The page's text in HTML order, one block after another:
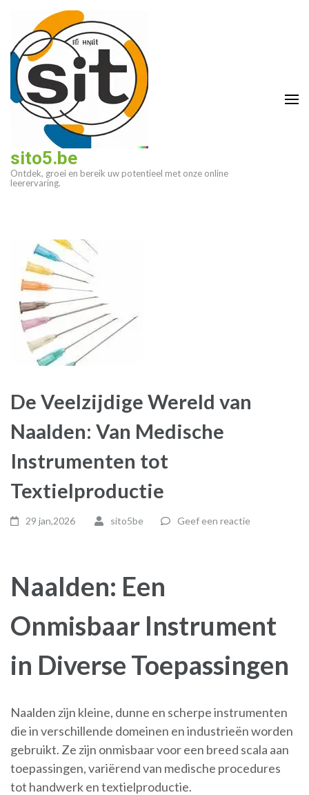
inhoud
(druk
enter)
sito5.be
Ontdek, groei en bereik uw potentieel met onze online
leerervaring.
De Veelzijdige Wereld van
Naalden: Van Medische
Instrumenten tot
Textielproductie
29 jan,2026 sito5be Geef een reactie
Naalden: Een
Onmisbaar Instrument
in Diverse Toepassingen
Naalden zijn kleine, dunne en scherpe instrumenten
die in verschillende domeinen en industrieën worden
gebruikt. Ze zijn onmisbaar voor een breed scala aan
toepassingen, variërend van medische procedures
tot handwerk en textielproductie.